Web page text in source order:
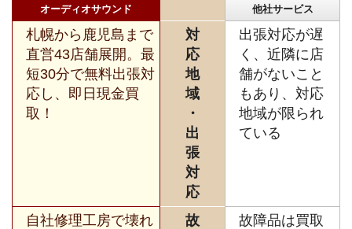
オーディオサウンド 他社サービス
札幌から鹿児島まで
直営43店舗展開。最
短30分で無料出張対
応し、即日現金買
取！
対
応
地
域
・
出
張
対
応
出張対応が遅
く、近隣に店
舗がないこと
もあり、対応
地域が限られ
ている
自社修理工房で壊れ
故
故障品は買取